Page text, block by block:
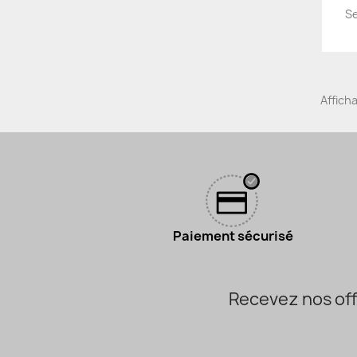
Paiement sécurisé
Recevez nos